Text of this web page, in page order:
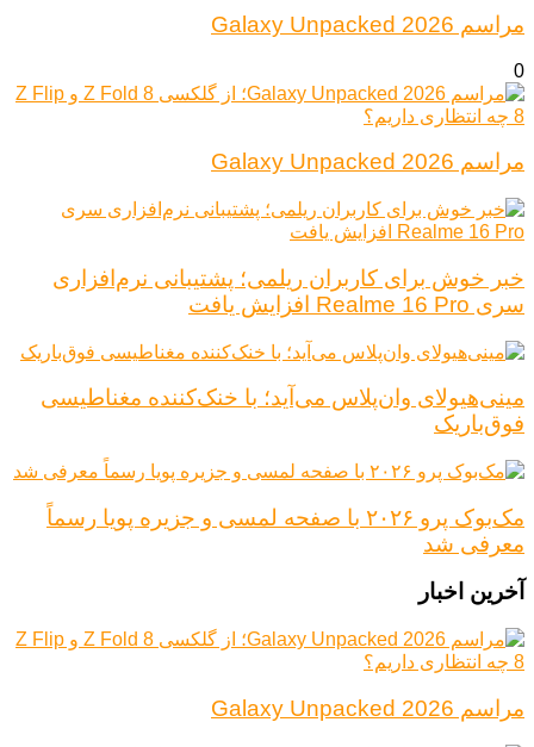
مراسم Galaxy Unpacked 2026
0
مراسم Galaxy Unpacked 2026
خبر خوش برای کاربران ریلمی؛ پشتیبانی نرم‌افزاری
سری Realme 16 Pro افزایش یافت
مینی‌هیولای وان‌پلاس می‌آید؛ با خنک‌کننده مغناطیسی
فوق‌باریک
مک‌بوک پرو ۲۰۲۶ با صفحه لمسی و جزیره پویا رسماً
معرفی شد
آخرین اخبار
مراسم Galaxy Unpacked 2026